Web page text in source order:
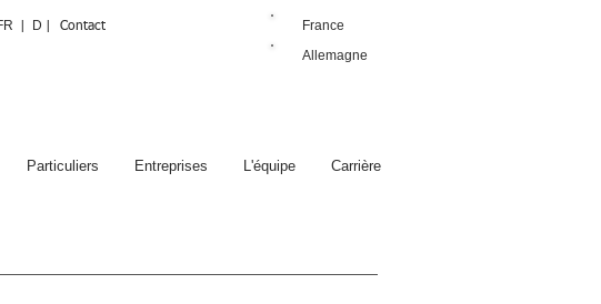
D Contact
France
Allemagne
Particuliers Entreprises L'équipe Carrière